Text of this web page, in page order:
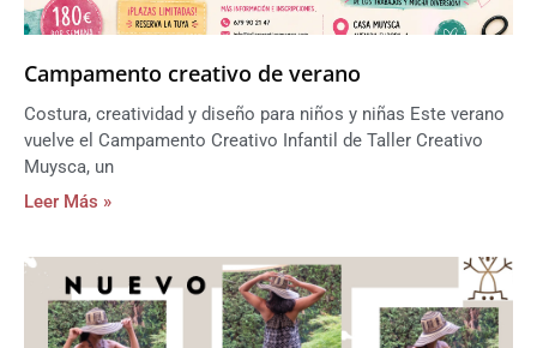
Campamento creativo de verano
Costura, creatividad y diseño para niños y niñas Este verano
vuelve el Campamento Creativo Infantil de Taller Creativo
Muysca, un
Leer Más »